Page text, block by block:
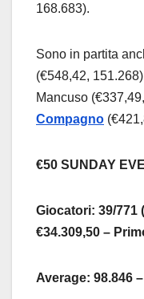
168.683).
Sono in partita
(€548,42,
Mancuso
Compagno
€50 SUNDAY
Giocatori: 39/771
€34.309,50 –
Average: 98.846